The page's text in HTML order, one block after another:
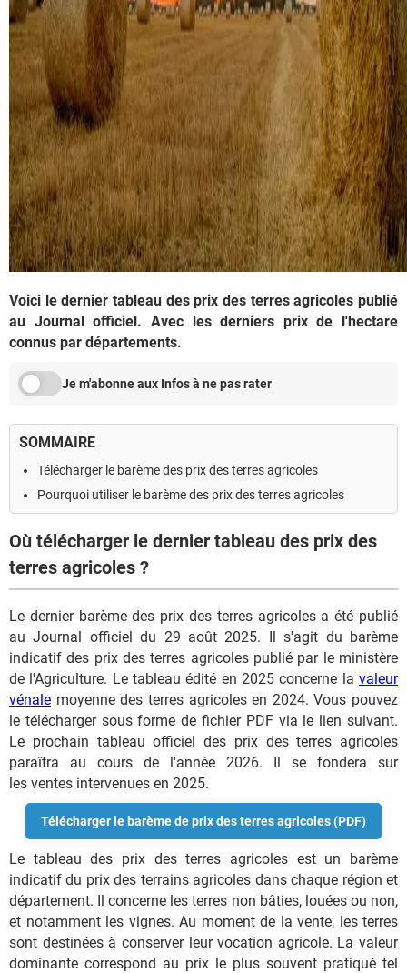
Voici le dernier tableau des prix des terres agricoles publié
au Journal officiel. Avec les derniers prix de l'hectare
connus par départements.
Je m'abonne aux Infos à ne pas rater
SOMMAIRE
Télécharger le barème des prix des terres agricoles
Pourquoi utiliser le barème des prix des terres agricoles
Où télécharger le dernier tableau des prix des
terres agricoles ?
Le dernier barème des prix des terres agricoles a été publié
au Journal officiel du 29 août 2025. Il s'agit du barème
indicatif des prix des terres agricoles publié par le ministère
de l'Agriculture. Le tableau édité en 2025 concerne la valeur
vénale moyenne des terres agricoles en 2024. Vous pouvez
le télécharger sous forme de fichier PDF via le lien suivant.
Le prochain tableau officiel des prix des terres agricoles
paraîtra au cours de l'année 2026. Il se fondera sur
les ventes intervenues en 2025.
Télécharger le barème de prix des terres agricoles (PDF)
Le tableau des prix des terres agricoles est un barème
indicatif du prix des terrains agricoles dans chaque région et
département. Il concerne les terres non bâties, louées ou non,
et notamment les vignes. Au moment de la vente, les terres
sont destinées à conserver leur vocation agricole. La valeur
dominante correspond au prix le plus souvent pratiqué tel